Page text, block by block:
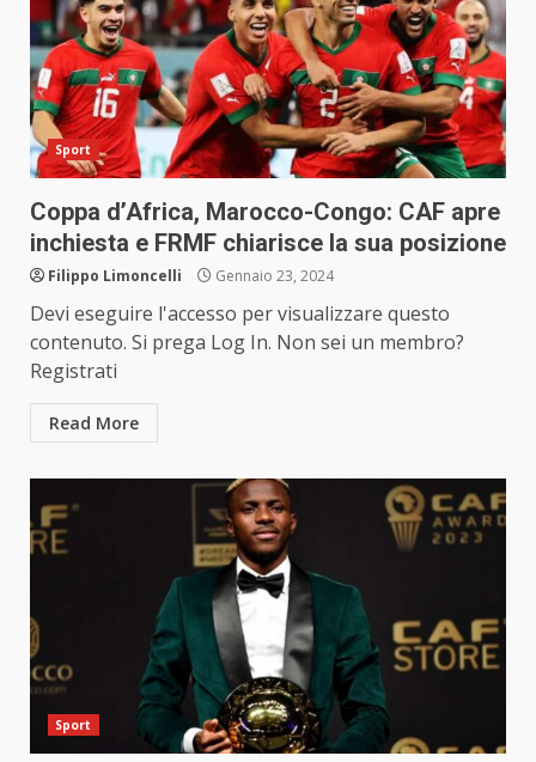
Sport
Coppa d’Africa, Marocco-Congo: CAF apre
inchiesta e FRMF chiarisce la sua posizione
Filippo Limoncelli Gennaio 23, 2024
Devi eseguire l'accesso per visualizzare questo
contenuto. Si prega Log In. Non sei un membro?
Registrati
Read More
Sport